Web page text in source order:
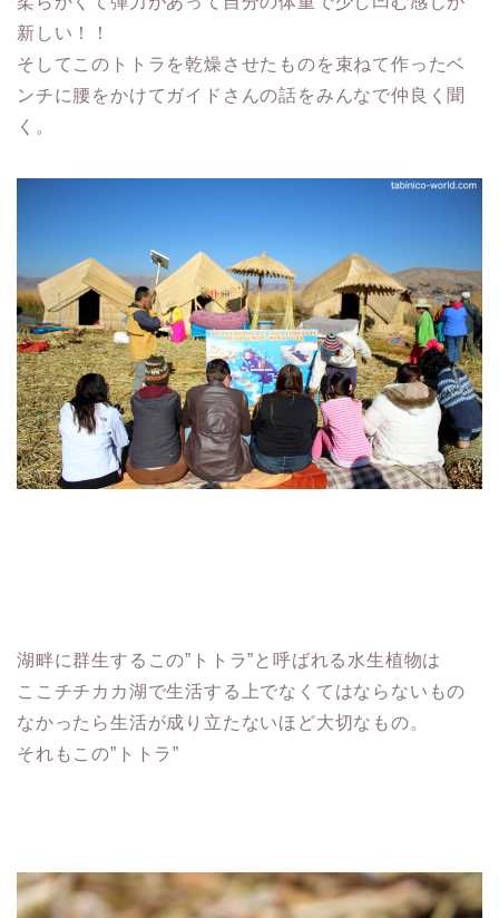
新しい！！
そしてこのトトラを乾燥させたものを束ねて作ったベ
ンチに腰をかけてガイドさんの話をみんなで仲良く聞
く。
湖畔に群生するこの”トトラ”と呼ばれる水生植物は
ここチチカカ湖で生活する上でなくてはならないもの
なかったら生活が成り立たないほど大切なもの。
それもこの”トトラ”